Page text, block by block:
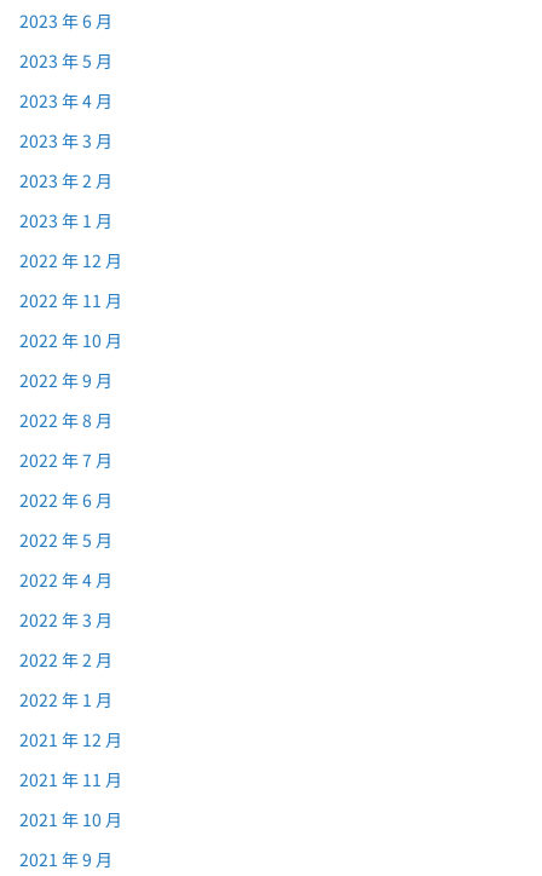
2023 年 6 月
2023 年 5 月
2023 年 4 月
2023 年 3 月
2023 年 2 月
2023 年 1 月
2022 年 12 月
2022 年 11 月
2022 年 10 月
2022 年 9 月
2022 年 8 月
2022 年 7 月
2022 年 6 月
2022 年 5 月
2022 年 4 月
2022 年 3 月
2022 年 2 月
2022 年 1 月
2021 年 12 月
2021 年 11 月
2021 年 10 月
2021 年 9 月